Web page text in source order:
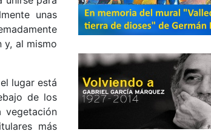
unas
y, al mismo
lugar está
de los
vegetación
más